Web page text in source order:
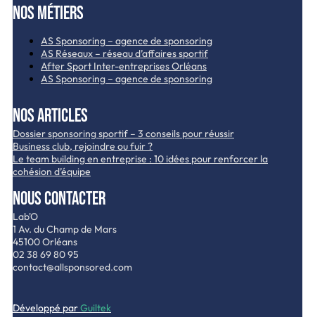
Nos métiers
AS Sponsoring – agence de sponsoring
AS Réseaux – réseau d’affaires sportif
After Sport Inter-entreprises Orléans
AS Sponsoring – agence de sponsoring
Nos articles
Dossier sponsoring sportif – 3 conseils pour réussir
Business club, rejoindre ou fuir ?
Le team building en entreprise : 10 idées pour renforcer la
cohésion d’équipe
Nous contacter
Lab'O
1 Av. du Champ de Mars
45100 Orléans
02 38 69 80 95
contact@allsponsored.com
Développé parGuiltek